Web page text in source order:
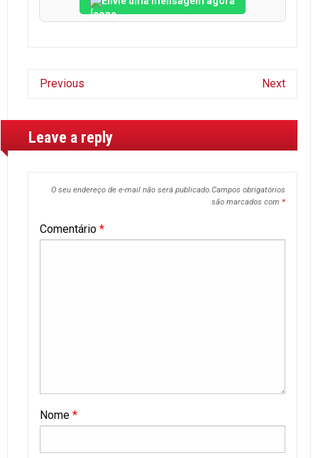
Previous Next
Leave a reply
O seu endereço de e-mail não será publicado.Campos obrigatórios
são marcados com *
Comentário *
Nome *